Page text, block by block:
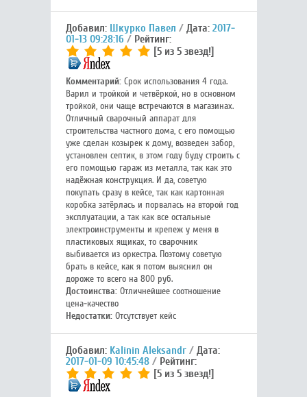
Добавил: Шкурко Павел Дата: 2017-
01-13 09:28:16
Рейтинг:
[5 из 5 звезд!]
Комментарий:Срок использования 4 года.
Варил и тройкой и четвёркой, но в основном
тройкой, они чаще встречаются в магазинах.
Отличный сварочный аппарат для
строительства частного дома, с его помощью
уже сделан козырек к дому, возведен забор,
установлен септик, в этом году буду строить с
его помощью гараж из металла, так как это
надёжная конструкция. И да, советую
покупать сразу в кейсе, так как картонная
коробка затёрлась и порвалась на второй год
эксплуатации, а так как все остальные
электроинструменты и крепеж у меня в
пластиковых ящиках, то сварочник
выбивается из оркестра. Поэтому советую
брать в кейсе, как я потом выяснил он
дороже то всего на 800 руб.
Достоинства:Отличнейшее соотношение
цена-качество
Недостатки:Отсутствует кейс
Добавил: Kalinin Aleksandr Дата:
2017-01-09 10:45:48
Рейтинг:
[5 из 5 звезд!]